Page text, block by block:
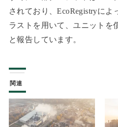
されており、EcoRegistryによ
ラストを用いて、ユニットを
と報告しています。
関連